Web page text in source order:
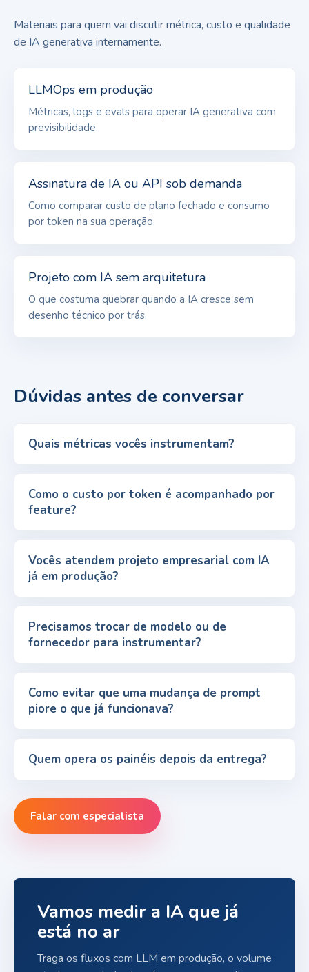
Materiais para quem vai discutir métrica, custo e qualidade
de IA generativa internamente.
LLMOps em produção
Métricas, logs e evals para operar IA generativa com
previsibilidade.
Assinatura de IA ou API sob demanda
Como comparar custo de plano fechado e consumo
por token na sua operação.
Projeto com IA sem arquitetura
O que costuma quebrar quando a IA cresce sem
desenho técnico por trás.
Dúvidas antes de conversar
Quais métricas vocês instrumentam?
Como o custo por token é acompanhado por
feature?
Vocês atendem projeto empresarial com IA
já em produção?
Precisamos trocar de modelo ou de
fornecedor para instrumentar?
Como evitar que uma mudança de prompt
piore o que já funcionava?
Quem opera os painéis depois da entrega?
Falar com especialista
Vamos medir a IA que já
está no ar
Traga os fluxos com LLM em produção, o volume